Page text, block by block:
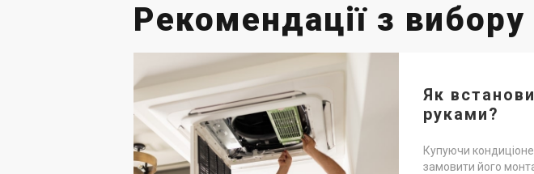
Рекомендації з вибору
Як
руками?
Купуючи
замовити його